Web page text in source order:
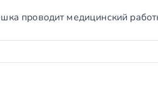
проводит медицинский